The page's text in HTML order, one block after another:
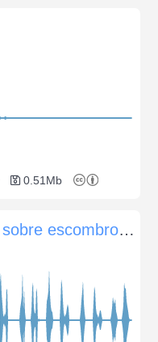
0.51Mb
Caminando con los pies sobre escombros de piedra